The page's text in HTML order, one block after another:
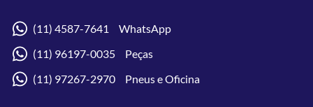
(11) 4587-7641 WhatsApp
(11) 96197-0035 Peças
(11) 97267-2970 Pneus e Oficina